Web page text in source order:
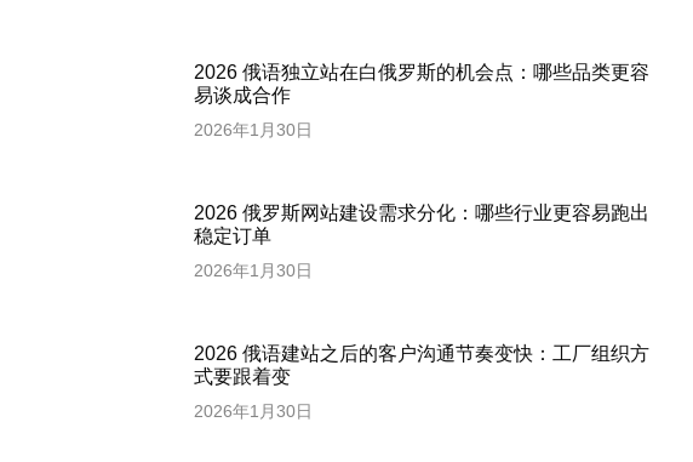
2026 俄语独立站在白俄罗斯的机会点：哪些品类更容
易谈成合作
2026年1月30日
2026 俄罗斯网站建设需求分化：哪些行业更容易跑出
稳定订单
2026年1月30日
2026 俄语建站之后的客户沟通节奏变快：工厂组织方
式要跟着变
2026年1月30日